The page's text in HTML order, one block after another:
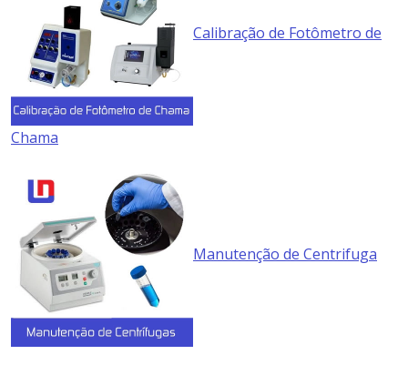
Calibração de Fotômetro de
Chama
Manutenção de Centrifuga